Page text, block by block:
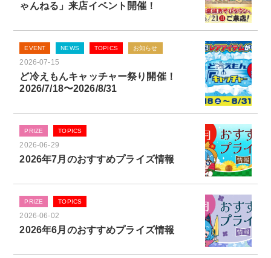
ゃんねる」来店イベント開催！
EVENT NEWS TOPICS お知らせ
2026-07-15
ど冷えもんキャッチャー祭り開催！
2026/7/18〜2026/8/31
PRIZE TOPICS
2026-06-29
2026年7月のおすすめプライズ情報
PRIZE TOPICS
2026-06-02
2026年6月のおすすめプライズ情報